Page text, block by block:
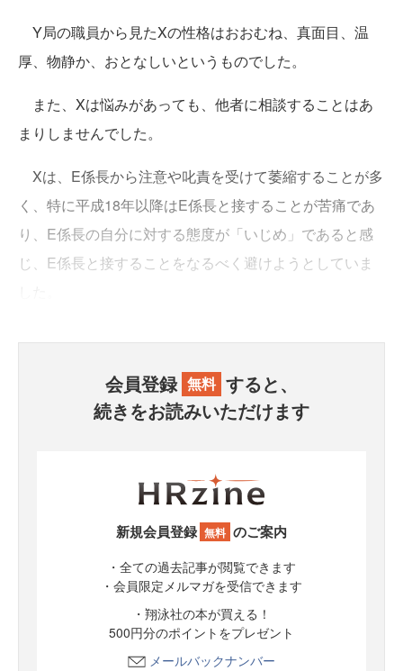
Y局の職員から見たXの性格はおおむね、真面目、温
厚、物静か、おとなしいというものでした。
また、Xは悩みがあっても、他者に相談することはあ
まりしませんでした。
Xは、E係長から注意や叱責を受けて萎縮することが多
く、特に平成18年以降はE係長と接することが苦痛であ
り、E係長の自分に対する態度が「いじめ」であると感
じ、E係長と接することをなるべく避けようとしていま
会員登録 無料 すると、
続きをお読みいただけます
新規会員登録 無料 のご案内
・全ての過去記事が閲覧できます
・会員限定メルマガを受信できます
・翔泳社の本が買える！
500円分のポイントをプレゼント
メールバックナンバー